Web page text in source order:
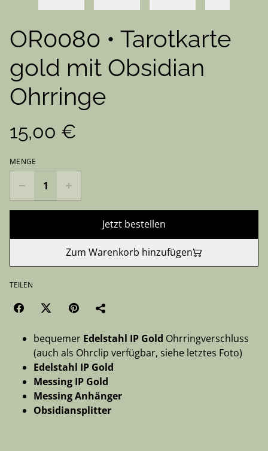
OR0080 • Tarotkarte
gold mit Obsidian
Ohrringe
15,00 €
MENGE
Jetzt bestellen
Zum Warenkorb hinzufügen
TEILEN
bequemer Edelstahl IP Gold Ohrringverschluss
(auch als Ohrclip verfügbar, siehe letztes Foto)
Edelstahl IP Gold
Messing IP Gold
Messing Anhänger
Obsidiansplitter